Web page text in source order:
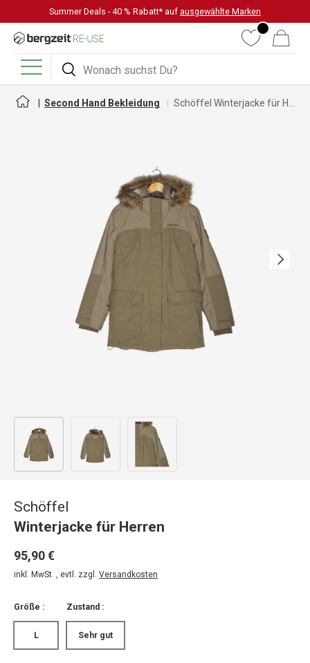
DIREKT ZUM INHALT
Summer Deals - 40 % Rabatt* auf ausgewählte Marken
Suchen
Suchen
WunschlisteWarenkorb
Menü
Second Hand Bekleidung
Nächste
Bild 1 in Galerieansicht laden
Schöffel
Winterjacke für Herren
95,90 €
inkl. MwSt. , evtl. zzgl. Versandkosten
Größe :
L
Zustand :
Sehr gut